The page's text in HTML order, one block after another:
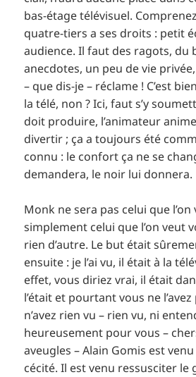
bas-étage télévisuel.
quatre-tiers a ses droits : petit
audience. Il faut des ragots, du
anecdotes, un peu de vie
– que dis-je – réclame ! C’est
la télé, non ? Ici, faut s’y
doit produire, l’animateur
divertir ; ça a toujours été
connu : le confort ça ne se
demandera, le noir lui donnera.
Monk ne sera pas celui que
simplement celui que l’on veut
rien d’autre. Le but était
ensuite : je l’ai vu, il était à la
effet, vous diriez vrai, il était
l’était et pourtant vous ne
n’avez rien vu – rien vu, ni
heureusement pour vous –
aveugles – Alain Gomis est
cécité. Il est venu ressusciter le